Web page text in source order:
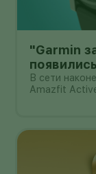
"Garmin
Active
В сети
Amazfit